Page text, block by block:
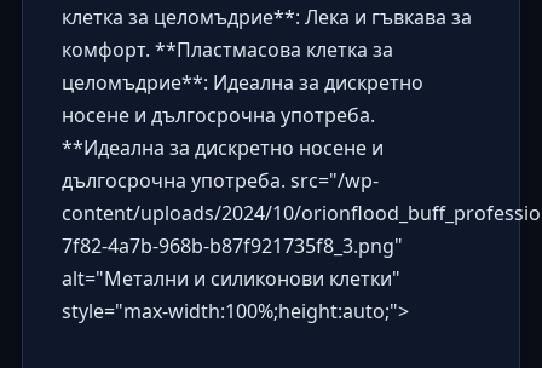
клетка за целомъдрие**: Лека и гъвкава за
комфорт. **Пластмасова клетка за
целомъдрие**: Идеална за дискретно
носене и дългосрочна употреба.
**Идеална за дискретно носене и
дългосрочна употреба. src="/wp-
content/uploads/2024/10/
7f82-4a7b-968b-b87f921735f8_3.png"
alt="Метални и силиконови клетки"
style="max-width:100%;height:auto;">